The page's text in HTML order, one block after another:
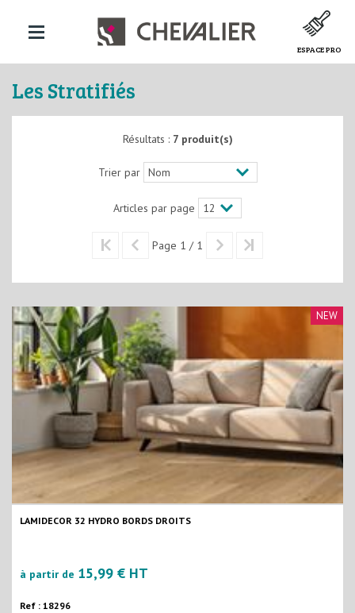
ESPACE PRO
Les Stratifiés
Résultats : 7 produit(s)
Trier par
Articles par page
Page 1 / 1
LAMIDECOR 32 HYDRO BORDS DROITS
à partir de 15,99 € HT
NEW
Ref : 18296